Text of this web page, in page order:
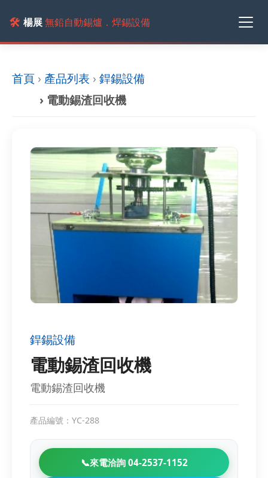
🛠️ 楊展無鉛自動錫爐．焊錫設備
首頁 › 產品列表 › 銲錫設備
› 電動錫渣回收機
銲錫設備
電動錫渣回收機
電動錫渣回收機
產品編號：YC-288
📞來電洽詢 04-2537-1152